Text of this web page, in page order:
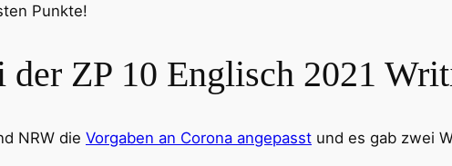
Punkte!
der ZP 10 Englisch 2021
NRW die Vorgaben an Corona angepasst und es gab zwei